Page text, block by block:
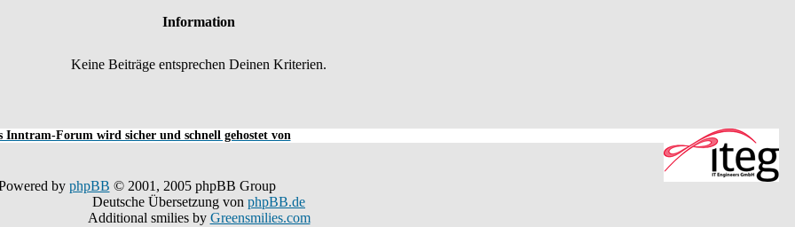
Information
Keine Beiträge entsprechen Deinen Kriterien.
Inntram-Forum wird sicher und schnell gehostet von
by phpBB © 2001, 2005 phpBB Group
Deutsche Übersetzung von phpBB.de
Additional smilies by Greensmilies.com